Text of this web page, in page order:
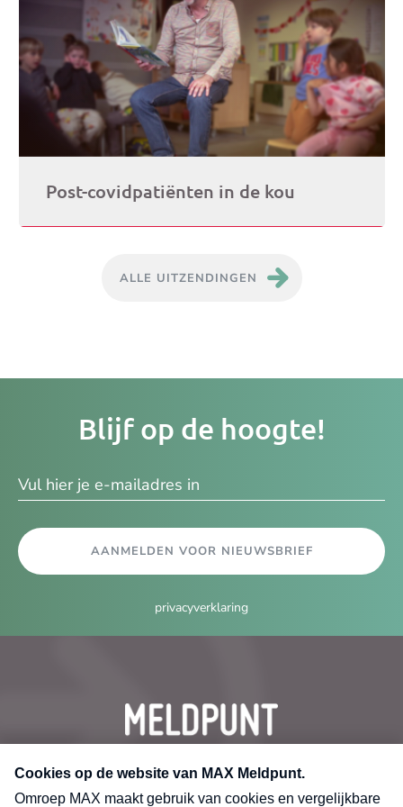
Post-covidpatiënten in de kou
ALLE UITZENDINGEN
Blijf op de hoogte!
AANMELDEN VOOR NIEUWSBRIEF
privacyverklaring